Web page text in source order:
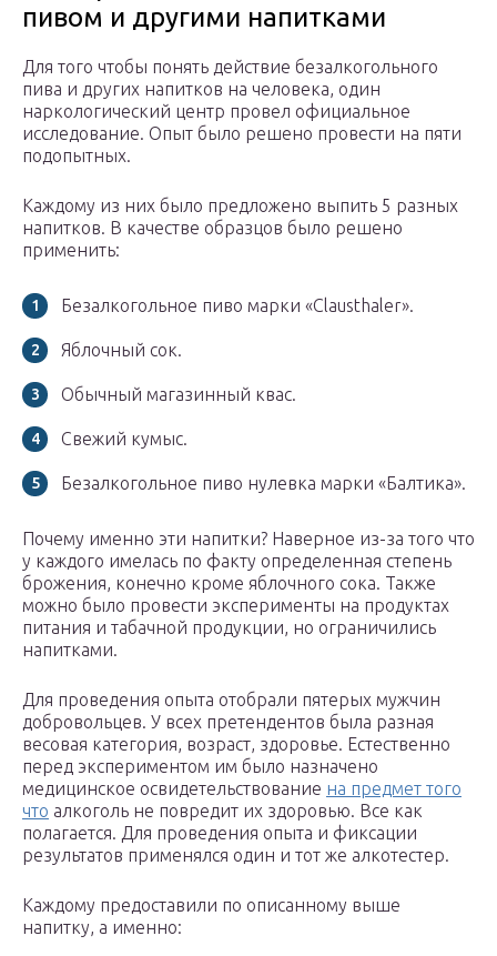
пивом и другими напитками
Для того чтобы понять действие безалкогольного
пива и других напитков на человека, один
наркологический центр провел официальное
исследование. Опыт было решено провести на пяти
подопытных.
Каждому из них было предложено выпить 5 разных
напитков. В качестве образцов было решено
применить:
Безалкогольное пиво марки «Clausthaler».
Яблочный сок.
Обычный магазинный квас.
Свежий кумыс.
Безалкогольное пиво нулевка марки «Балтика».
Почему именно эти напитки? Наверное из-за того что
у каждого имелась по факту определенная степень
брожения, конечно кроме яблочного сока. Также
можно было провести эксперименты на продуктах
питания и табачной продукции, но ограничились
напитками.
Для проведения опыта отобрали пятерых мужчин
добровольцев. У всех претендентов была разная
весовая категория, возраст, здоровье. Естественно
перед экспериментом им было назначено
медицинское освидетельствование на предмет того
что алкоголь не повредит их здоровью. Все как
полагается. Для проведения опыта и фиксации
результатов применялся один и тот же алкотестер.
Каждому предоставили по описанному выше
напитку, а именно: